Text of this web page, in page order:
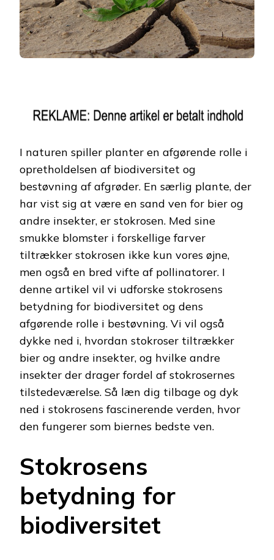
I naturen spiller planter en afgørende rolle i
opretholdelsen af biodiversitet og
bestøvning af afgrøder. En særlig plante, der
har vist sig at være en sand ven for bier og
andre insekter, er stokrosen. Med sine
smukke blomster i forskellige farver
tiltrækker stokrosen ikke kun vores øjne,
men også en bred vifte af pollinatorer. I
denne artikel vil vi udforske stokrosens
betydning for biodiversitet og dens
afgørende rolle i bestøvning. Vi vil også
dykke ned i, hvordan stokroser tiltrækker
bier og andre insekter, og hvilke andre
insekter der drager fordel af stokrosernes
tilstedeværelse. Så læn dig tilbage og dyk
ned i stokrosens fascinerende verden, hvor
den fungerer som biernes bedste ven.
Stokrosens
betydning for
biodiversitet